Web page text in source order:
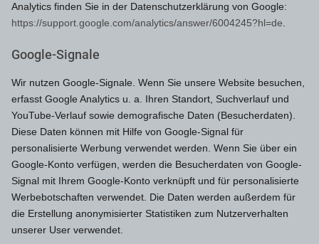
Analytics finden Sie in der Datenschutzerklärung von Google:
https://support.google.com/analytics/answer/6004245?hl=de
Google-Signale
Wir nutzen Google-Signale. Wenn Sie unsere Website besuchen,
erfasst Google Analytics u. a. Ihren Standort, Suchverlauf und
YouTube-Verlauf sowie demografische Daten (Besucherdaten).
Diese Daten können mit Hilfe von Google-Signal für
personalisierte Werbung verwendet werden. Wenn Sie über ein
Google-Konto verfügen, werden die Besucherdaten von Google-
Signal mit Ihrem Google-Konto verknüpft und für personalisierte
Werbebotschaften verwendet. Die Daten werden außerdem für
die Erstellung anonymisierter Statistiken zum Nutzerverhalten
unserer User verwendet.